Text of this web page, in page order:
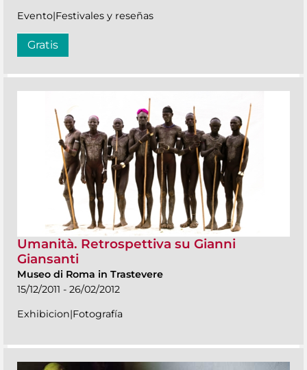
Evento|Festivales y reseñas
Gratis
Umanità. Retrospettiva su Gianni
Giansanti
Museo di Roma in Trastevere
15/12/2011 - 26/02/2012
Exhibicion|Fotografía